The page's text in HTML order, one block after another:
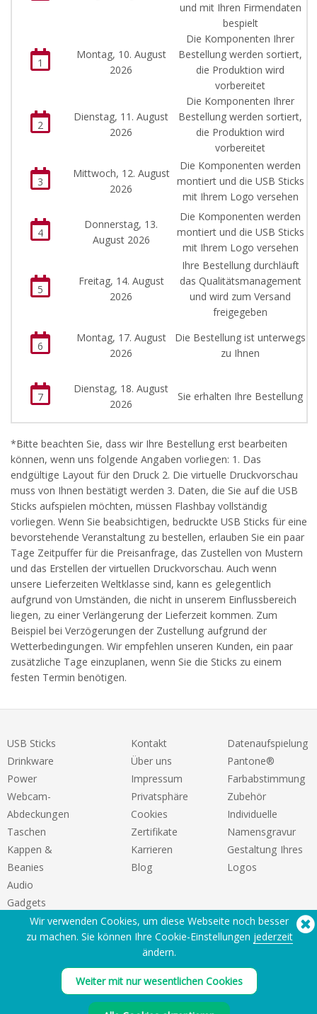
und mit Ihren Firmendaten
bespielt
1
Montag, 10. August
2026
Die Komponenten Ihrer
Bestellung werden sortiert,
die Produktion wird
vorbereitet
2
Dienstag, 11. August
2026
Die Komponenten Ihrer
Bestellung werden sortiert,
die Produktion wird
vorbereitet
3
Mittwoch, 12. August
2026
Die Komponenten werden
montiert und die USB Sticks
mit Ihrem Logo versehen
4
Donnerstag, 13.
August 2026
Die Komponenten werden
montiert und die USB Sticks
mit Ihrem Logo versehen
5
Freitag, 14. August
2026
Ihre Bestellung durchläuft
das Qualitätsmanagement
und wird zum Versand
freigegeben
6
Montag, 17. August
2026
Die Bestellung ist unterwegs
zu Ihnen
7
Dienstag, 18. August
2026
Sie erhalten Ihre Bestellung
*Bitte beachten Sie, dass wir Ihre Bestellung erst bearbeiten
können, wenn uns folgende Angaben vorliegen: 1. Das
endgültige Layout für den Druck 2. Die virtuelle Druckvorschau
muss von Ihnen bestätigt werden 3. Daten, die Sie auf die USB
Sticks aufspielen möchten, müssen Flashbay vollständig
vorliegen. Wenn Sie beabsichtigen, bedruckte USB Sticks für eine
bevorstehende Veranstaltung zu bestellen, erlauben Sie ein paar
Tage Zeitpuffer für die Preisanfrage, das Zustellen von Mustern
und das Erstellen der virtuellen Druckvorschau. Auch wenn
unsere Lieferzeiten Weltklasse sind, kann es gelegentlich
aufgrund von Umständen, die nicht in unserem Einflussbereich
liegen, zu einer Verlängerung der Lieferzeit kommen. Zum
Beispiel bei Verzögerungen der Zustellung aufgrund der
Wetterbedingungen. Wir empfehlen unseren Kunden, ein paar
zusätzliche Tage einzuplanen, wenn Sie die Sticks zu einem
festen Termin benötigen.
USB Sticks
Drinkware
Power
Webcam-
Abdeckungen
Taschen
Kappen &
Beanies
Audio
Gadgets
Kontakt
Über uns
Impressum
Privatsphäre
Cookies
Zertifikate
Karrieren
Blog
Datenaufspielung
Pantone®
Farbabstimmung
Zubehör
Individuelle
Namensgravur
Gestaltung Ihres
Logos
Sie benötigen Hilfe? Tel:(650) 938-3500 (US)
Wir verwenden Cookies, um diese Webseite noch besser
zu machen. Sie können Ihre Cookie-Einstellungen jederzeit
ändern.
Weiter mit nur wesentlichen Cookies